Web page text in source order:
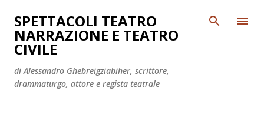
Passa ai contenuti principali
SPETTACOLI TEATRO
NARRAZIONE E TEATRO
CIVILE
di Alessandro Ghebreigziabiher, scrittore,
drammaturgo, attore e regista teatrale